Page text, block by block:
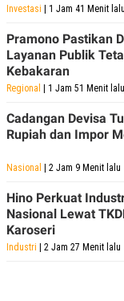
Investasi | 1 Jam 41 Menit lalu
Pramono Pastikan
Layanan Publik
Kebakaran
Regional | 1 Jam 51 Menit lalu
Cadangan Devisa
Rupiah dan Impor
Nasional | 2 Jam 9 Menit lalu
Hino Perkuat
Nasional Lewat
Karoseri
Industri | 2 Jam 27 Menit lalu